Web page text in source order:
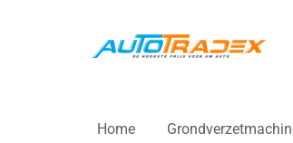
Home